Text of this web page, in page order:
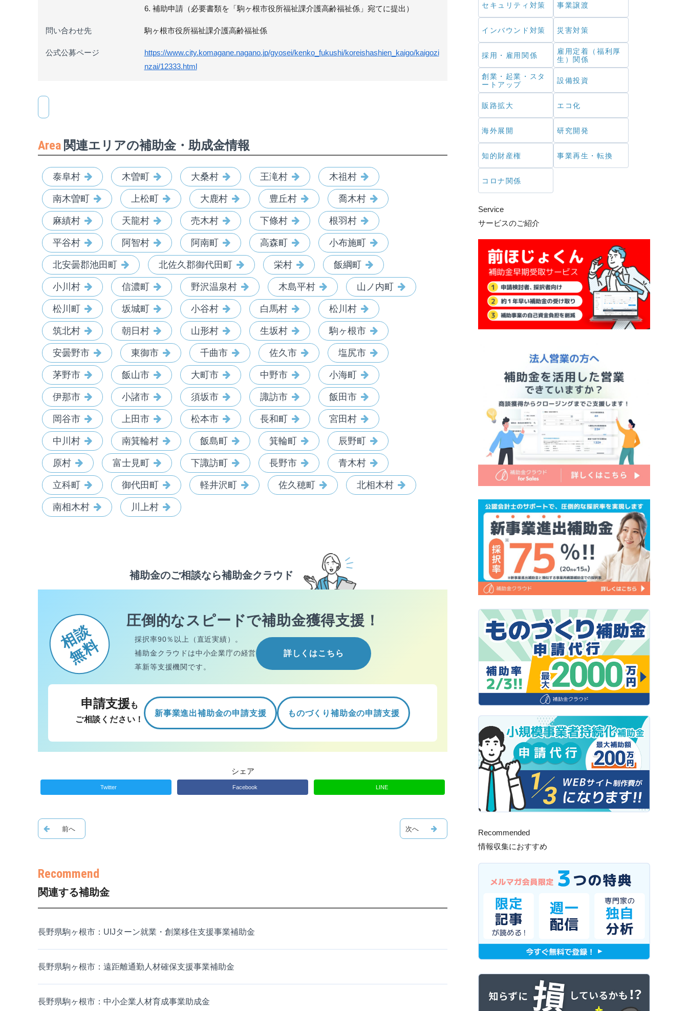
6. 補助申請（必要書類を「駒ヶ根市役所福祉課介護高齢福祉係」宛てに提出）
問い合わせ先 駒ヶ根市役所福祉課介護高齢福祉係
公式公募ページ
https://www.city.komagane.nagano.jp/gyosei/kenko_fukushi/koreishashien_kaigo/kaigozi
nzai/12333.html
Area 関連エリアの補助金・助成金情報
泰阜村 木曽町 大桑村 王滝村 木祖村
南木曽町 上松町 大鹿村 豊丘村 喬木村
麻績村 天龍村 売木村 下條村 根羽村
平谷村 阿智村 阿南町 高森町 小布施町
北安曇郡池田町 北佐久郡御代田町 栄村 飯綱町
小川村 信濃町 野沢温泉村 木島平村 山ノ内町
松川町 坂城町 小谷村 白馬村 松川村
筑北村 朝日村 山形村 生坂村 駒ヶ根市
安曇野市 東御市 千曲市 佐久市 塩尻市
茅野市 飯山市 大町市 中野市 小海町
伊那市 小諸市 須坂市 諏訪市 飯田市
岡谷市 上田市 松本市 長和町 宮田村
中川村 南箕輪村 飯島町 箕輪町 辰野町
原村 富士見町 下諏訪町 長野市 青木村
立科町 御代田町 軽井沢町 佐久穂町 北相木村
南相木村 川上村
補助金のご相談なら補助金クラウド
相談
無料
圧倒的なスピードで補助金獲得支援！
採択率90％以上（直近実績）。
補助金クラウドは中小企業庁の経営
革新等支援機関です。
詳しくはこちら
申請支援 も
ご相談ください！
新事業進出補助金の申請支援 ものづくり補助金の申請支援
シェア
Twitter Facebook LINE
関連する補助金
長野県駒ヶ根市：UIJターン就業・創業移住支援事業補助金
長野県駒ヶ根市：遠距離通勤人材確保支援事業補助金
長野県駒ヶ根市：中小企業人材育成事業助成金
セキュリティ対策 事業譲渡
インバウンド対策 災害対策
採用・雇用関係
雇用定着（福利厚
生）関係
創業・起業・スタ
ートアップ
設備投資
販路拡大 エコ化
海外展開 研究開発
知的財産権 事業再生・転換
コロナ関係
Service
サービスのご紹介
Recommended
情報収集におすすめ